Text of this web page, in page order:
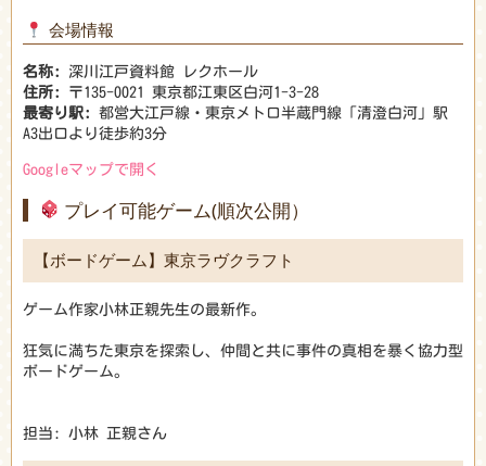
会場情報
名称:
深川江戸資料館 レクホール
住所:
〒135-0021 東京都江東区白河1-3-28
最寄り駅:
都営大江戸線・東京メトロ半蔵門線「清澄白河」駅
A3出口より徒歩約3分
Googleマップで開く
プレイ可能ゲーム(順次公開）
【ボードゲーム】東京ラヴクラフト
ゲーム作家小林正親先生の最新作。
狂気に満ちた東京を探索し、仲間と共に事件の真相を暴く協力型
ボードゲーム。
担当: 小林 正親さん